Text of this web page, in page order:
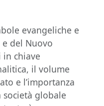
evangeliche e
e del Nuovo
chiave
il volume
e l’importanza
società globale